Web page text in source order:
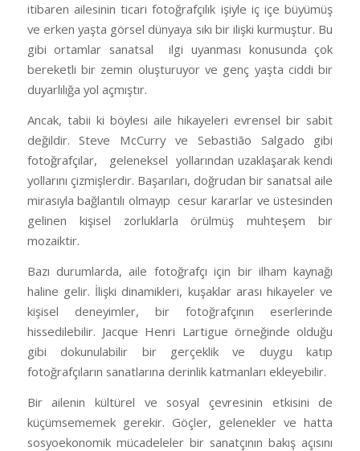
itibaren ailesinin ticari fotoğrafçılık işiyle iç içe büyümüş
ve erken yaşta görsel dünyaya sıkı bir ilişki kurmuştur. Bu
gibi ortamlar sanatsal ilgi uyanması konusunda çok
bereketli bir zemin oluşturuyor ve genç yaşta ciddi bir
duyarlılığa yol açmıştır.
Ancak, tabii ki böylesi aile hikayeleri evrensel bir sabit
değildir. Steve McCurry ve Sebastião Salgado gibi
fotoğrafçılar, geleneksel yollarından uzaklaşarak kendi
yollarını çizmişlerdir. Başarıları, doğrudan bir sanatsal aile
mirasıyla bağlantılı olmayıp cesur kararlar ve üstesinden
gelinen kişisel zorluklarla örülmüş muhteşem bir
mozaiktir.
Bazı durumlarda, aile fotoğrafçı için bir ilham kaynağı
haline gelir. İlişki dinamikleri, kuşaklar arası hikayeler ve
kişisel deneyimler, bir fotoğrafçının eserlerinde
hissedilebilir. Jacque Henri Lartigue örneğinde olduğu
gibi dokunulabilir bir gerçeklik ve duygu katıp
fotoğrafçıların sanatlarına derinlik katmanları ekleyebilir.
Bir ailenin kültürel ve sosyal çevresinin etkisini de
küçümsememek gerekir. Göçler, gelenekler ve hatta
sosyoekonomik mücadeleler bir sanatçının bakış açısını